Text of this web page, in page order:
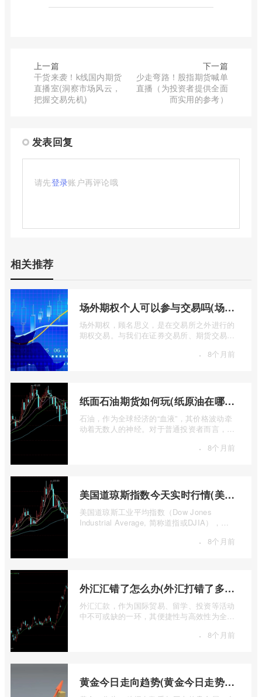
上一篇
干货来袭！k线国内期货
直播室(洞察市场风云，
把握交易先机)
下一篇
少走弯路！股指期货喊单
直播（为投资者提供全面
而实用的参考）
发表回复
请先登录账户再评论哦
相关推荐
场外期权个人可以参与交易吗(场外个股期权怎样交易)
场外期权，顾名思义，是在交易所之外进行的
期权交易。与我们在证券交易所、期货交易所
· 8个月前
纸面石油期货如何玩(纸原油在哪里交易)
石油，作为全球经济的“血液”，其价格波动牵
动着无数人的神经。对于普通投资者而言，直
· 8个月前
美国道琼斯指数今天实时行情(美国道琼斯指数期货指数实时行情)
美国道琼斯工业平均指数（Dow Jones
Industrial Average, 简称道指或DJIA），无
· 8个月前
外汇汇错了怎么办(外汇打错了多久退回来)
外汇汇款，作为国际贸易、留学、投资等活动
中不可或缺的一环，其便捷性与高效性为全球
· 8个月前
黄金今日走向趋势(黄金今日走势分析建议)